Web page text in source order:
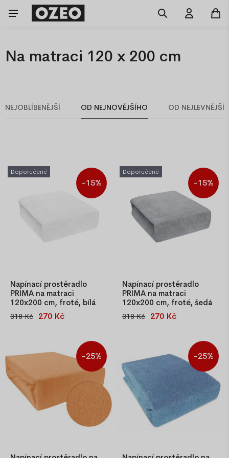
Na matraci 120 x 200 cm
NEJOBLÍBENĚJŠÍ OD NEJNOVĚJŠÍHO OD
Doporučené
-15%
Napínací prostěradlo
PRIMA na matraci
120x200 cm, froté, bílá
Bílé froté napínací
cm s gumičkou po obvodu.
Nadýchaná a příjemná
pletenina z česaných přízí (82
% bavlna, 18 % polyester),
gramáž 180 g/m². Prémiová
kvalita s OEKO-TEX®
certifikátem.
318 Kč 270 Kč
Doporučené
-15%
Napínací prostěradlo
PRIMA na matraci
120x200 cm, froté, šedá
Šedé froté napínací
cm s gumičkou po obvodu.
Příjemná nadýchaná pletenina
z česaných přízí (82 % bavlna,
18 % polyester), gramáž 180
g/m². Prémiová kvalita s
OEKO-TEX® certifikátem.
318 Kč 270 Kč
-25% -25%